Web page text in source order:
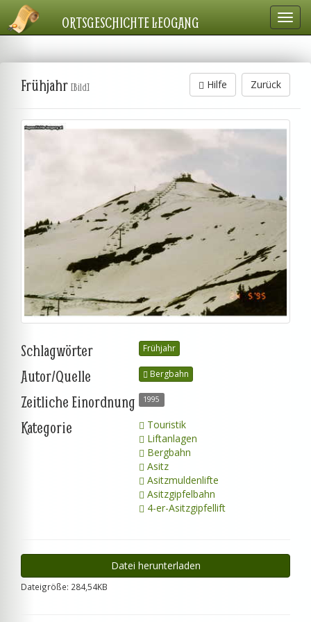
ORTSGESCHICHTE LEOGANG
Zurück
Hilfe
Frühjahr [Bild]
Schlagwörter Frühjahr
Autor/Quelle Bergbahn
Zeitliche Einordnung 1995
Kategorie
Touristik
Liftanlagen
Bergbahn
Asitz
Asitzmuldenlifte
Asitzgipfelbahn
4-er-Asitzgipfellift
Datei herunterladen
Dateigröße: 284,54KB